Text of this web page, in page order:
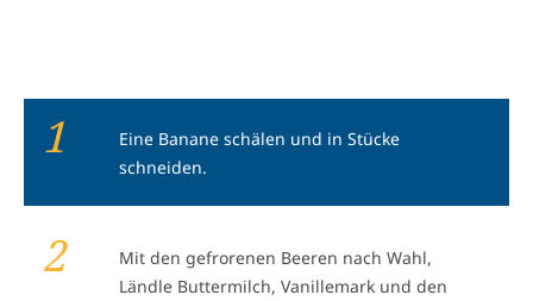
1
Eine Banane schälen und in Stücke
schneiden.
2
Mit den gefrorenen Beeren nach Wahl,
Ländle Buttermilch, Vanillemark und den